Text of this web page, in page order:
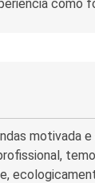
como
motivada e